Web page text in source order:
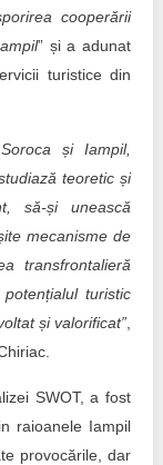
instituțiilor
cooperării
” și a adunat
turistice din
și Iampil,
teoretic și
să-și unească
mecanisme de
transfrontalieră
turistic
și valorificat”
SWOT, a fost
raioanele Iampil
provocările, dar